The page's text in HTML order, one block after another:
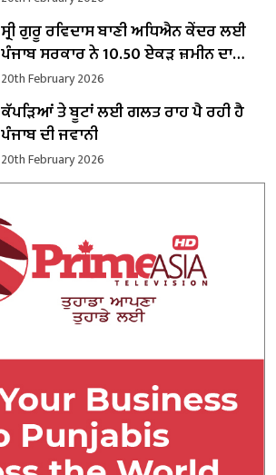
ਸ੍ਰੀ ਗੁਰੂ ਰਵਿਦਾਸ ਬਾਣੀ ਅਧਿਐਨ ਕੇਂਦਰ ਲਈ
ਪੰਜਾਬ ਸਰਕਾਰ ਨੇ 10.50 ਏਕੜ ਜ਼ਮੀਨ ਦਾ
ਕਬਜ਼ਾ ਲਿਆ
20th February 2026
ਕੱਪੜਿਆਂ ਤੇ ਬੂਟਾਂ ਲਈ ਗਲਤ ਰਾਹ ਪੈ ਰਹੀ ਹੈ
ਪੰਜਾਬ ਦੀ ਜਵਾਨੀ
20th February 2026